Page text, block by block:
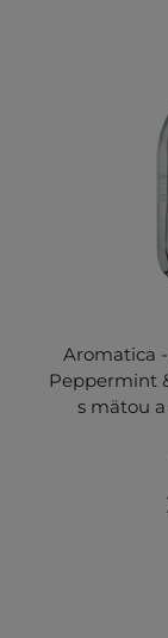
Aromatica
Peppermint
s mätou